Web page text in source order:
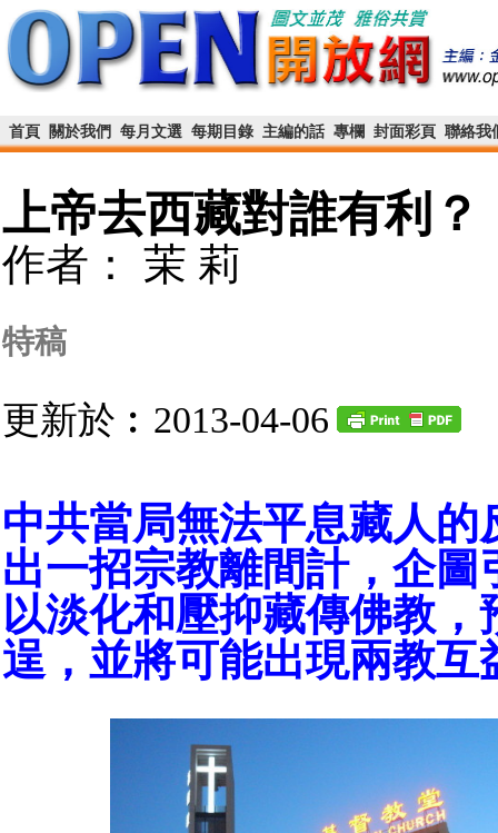
首頁 關於我們 每月文選 每期目錄 主編的話 專欄 封面彩頁 聯絡我
上帝去西藏對誰有利？
作者： 茉 莉
特稿
更新於︰2013-04-06
中共當局無法平息藏人的
出一招宗教離間計，企圖
以淡化和壓抑藏傳佛教，
逞，並將可能出現兩教互